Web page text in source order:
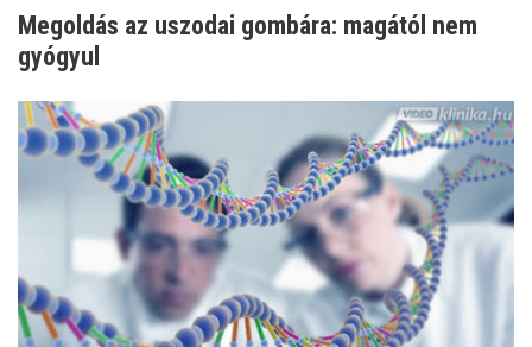
Megoldás az uszodai gombára: magától nem
gyógyul